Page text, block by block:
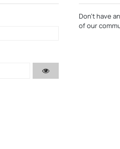
Don’t have
of our